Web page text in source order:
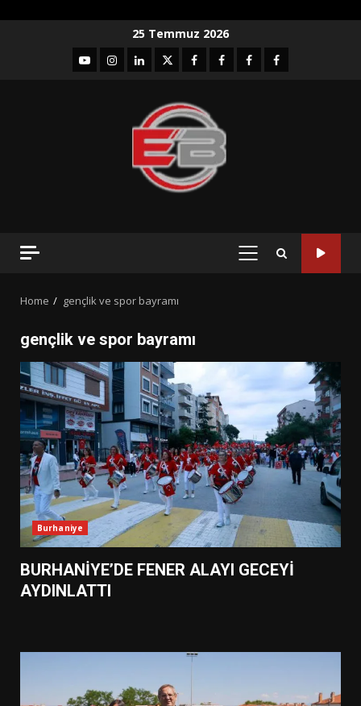
25 Temmuz 2026
YouTubeInstagram
LinkedIntwitterfacebook-Facebook-
Facebook-Facebook-
PRIMARY
Home gençlik ve spor bayramı
gençlik ve spor bayramı
Burhaniye
BURHANİYE’DE FENER ALAYI GECEYİ
AYDINLATTI